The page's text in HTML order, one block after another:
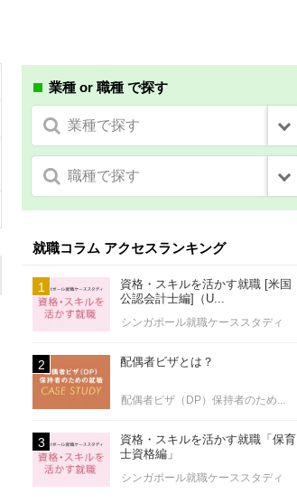
業種 or 職種 で探す
業種で探す
職種で探す
就職コラム アクセスランキング
資格・スキルを活かす就職 [米国
公認会計士編]（U...
シンガポール就職ケーススタディ
配偶者ビザとは？
配偶者ビザ（DP）保持者のため...
資格・スキルを活かす就職「保育
士資格編」
シンガポール就職ケーススタディ